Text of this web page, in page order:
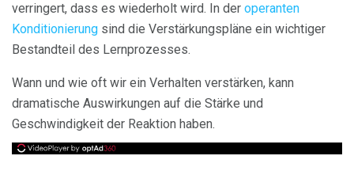
verringert, dass es wiederholt wird. In der operanten
Konditionierung sind die Verstärkungspläne ein wichtiger
Bestandteil des Lernprozesses.
Wann und wie oft wir ein Verhalten verstärken, kann
dramatische Auswirkungen auf die Stärke und
Geschwindigkeit der Reaktion haben.